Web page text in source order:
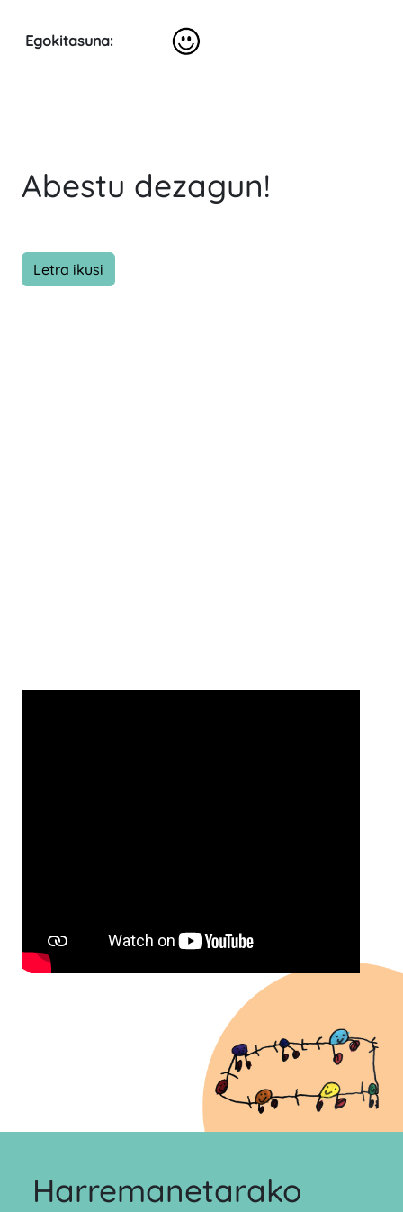
Egokitasuna:
Abestu dezagun!
Letra ikusi
Harremanetarako